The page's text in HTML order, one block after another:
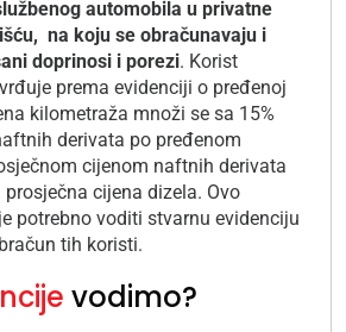
automobila u privatne
na koju se obračunavaju i
doprinosi i porezi. Korist
prema evidenciji o pređenoj
kilometraža množi se sa 15%
derivata po pređenom
cijenom naftnih derivata
cijena dizela. Ovo
potrebno voditi stvarnu evidenciju
tih koristi.
vodimo?